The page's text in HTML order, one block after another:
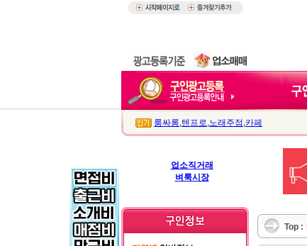
룸싸롱,텐프로,노래주점 ,카페
업소직거래
벼룩시장
Top :